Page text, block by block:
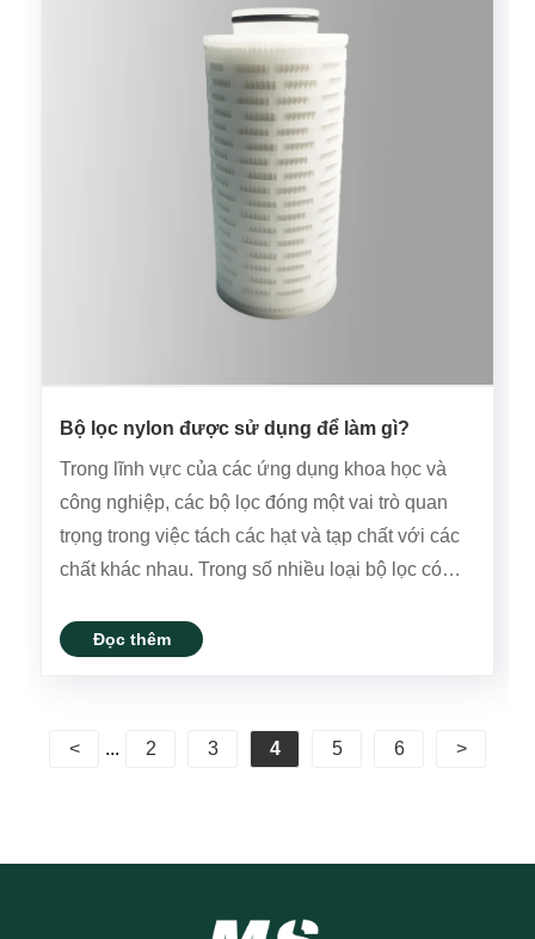
Bộ lọc nylon được sử dụng để làm gì?
Trong lĩnh vực của các ứng dụng khoa học và
công nghiệp, các bộ lọc đóng một vai trò quan
trọng trong việc tách các hạt và tạp chất với các
chất khác nhau. Trong số nhiều loại bộ lọc có
bền và khả năng chống lại một loạt các điều
Đọc thêm
< ... 2 3 4 5 6 >